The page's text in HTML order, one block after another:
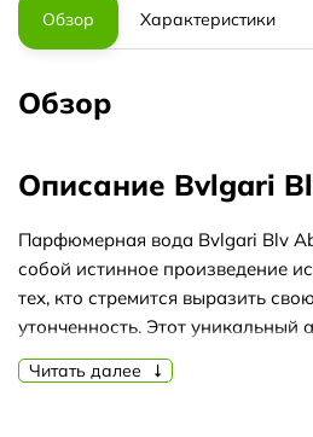
Обзор Характеристики
Обзор
Описание Bvlgari
Парфюмерная вода Bvlgari Blv
собой истинное произведение
тех, кто стремится выразить
утонченность. Этот уникальный
непревзойденной красотой
передает волшебство и
Читать далее